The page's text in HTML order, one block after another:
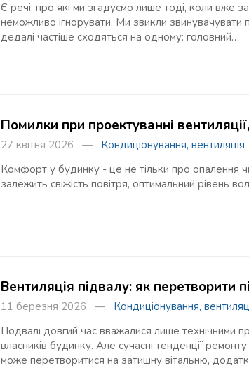
Є речі, про які ми згадуємо лише тоді, коли вже
неможливо ігнорувати. Ми звикли звинувачувати
дедалі частіше сходяться на одному: головний…
Помилки при проектуванні
27 квітня 2026 — Кондиціонування, вентиляція
Комфорт у будинку - це не тільки про опалення
залежить свіжість повітря, оптимальний рівень
Вентиляція підвалу: як перетворити
11 березня 2026 — Кондиціонування,
Подвалі довгий час вважалися лише технічними
власників будинку. Але сучасні тенденції
може перетворитися на затишну вітальню,